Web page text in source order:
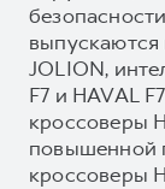
выпускаются
JOLION,
F7 и HAVAL
кроссоверы
повышенной
кроссоверы